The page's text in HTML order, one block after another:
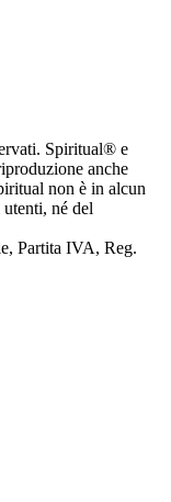
Spiritual® e
anche
non è in alcun
né del
Partita IVA, Reg.